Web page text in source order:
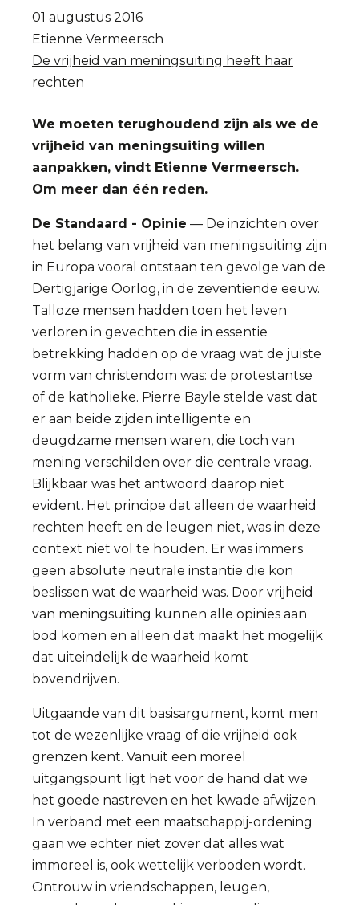
01 augustus 2016
Etienne Vermeersch
De vrijheid van meningsuiting heeft haar
rechten
We moeten terughoudend zijn als we de
vrijheid van meningsuiting willen
aanpakken, vindt Etienne Vermeersch.
Om meer dan één reden.
De Standaard - Opinie — De inzichten over
het belang van vrijheid van meningsuiting zijn
in Europa vooral ontstaan ten gevolge van de
Dertigjarige Oorlog, in de zeventiende eeuw.
Talloze mensen hadden toen het leven
verloren in gevechten die in essentie
betrekking hadden op de vraag wat de juiste
vorm van christendom was: de protestantse
of de katholieke. Pierre Bayle stelde vast dat
er aan beide zijden intelligente en
deugdzame mensen waren, die toch van
mening verschilden over die centrale vraag.
Blijkbaar was het antwoord daarop niet
evident. Het principe dat alleen de waarheid
rechten heeft en de leugen niet, was in deze
context niet vol te houden. Er was immers
geen absolute neutrale instantie die kon
beslissen wat de waarheid was. Door vrijheid
van meningsuiting kunnen alle opinies aan
bod komen en alleen dat maakt het mogelijk
dat uiteindelijk de waarheid komt
bovendrijven.
Uitgaande van dit basisargument, komt men
tot de wezenlijke vraag of die vrijheid ook
grenzen kent. Vanuit een moreel
uitgangspunt ligt het voor de hand dat we
het goede nastreven en het kwade afwijzen.
In verband met een maatschappij-ordening
gaan we echter niet zover dat alles wat
immoreel is, ook wettelijk verboden wordt.
Ontrouw in vriendschappen, leugen,